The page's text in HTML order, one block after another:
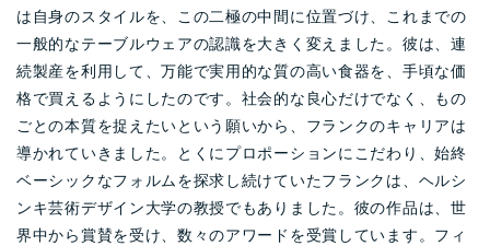
は自身のスタイルを、この二極の中間に位置づけ、これまでの
一般的なテーブルウェアの認識を大きく変えました。彼は、連
続製産を利用して、万能で実用的な質の高い食器を、手頃な価
格で買えるようにしたのです。社会的な良心だけでなく、もの
ごとの本質を捉えたいという願いから、フランクのキャリアは
導かれていきました。とくにプロポーションにこだわり、始終
ベーシックなフォルムを探求し続けていたフランクは、ヘルシ
ンキ芸術デザイン大学の教授でもありました。彼の作品は、世
界中から賞賛を受け、数々のアワードを受賞しています。フィ